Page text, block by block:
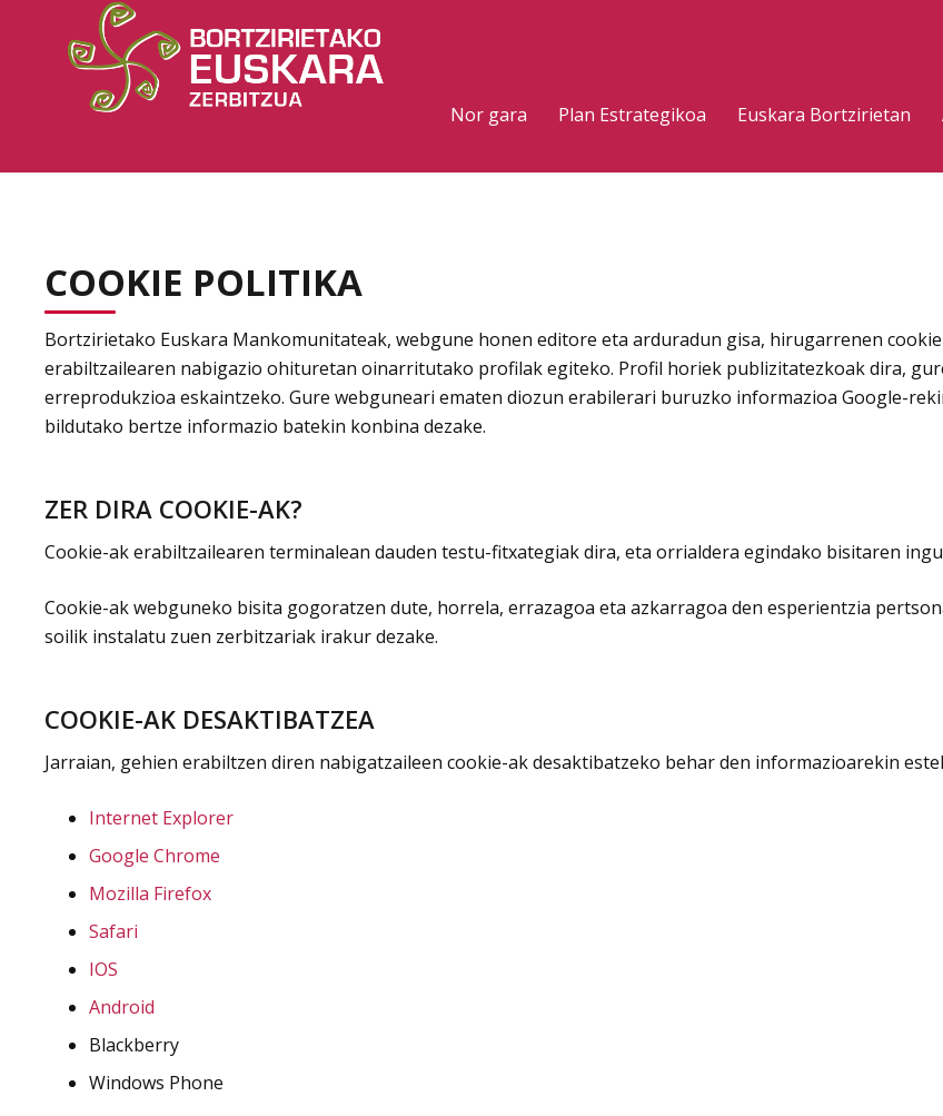
Nor gara Plan Estrategikoa Euskara Bortzirietan
COOKIE POLITIKA
Bortzirietako Euskara Mankomunitateak, webgune honen editore eta arduradun gisa, hirugarrenen
erabiltzailearen nabigazio ohituretan oinarritutako profilak egiteko. Profil horiek publizitatezkoak dira,
erreprodukzioa eskaintzeko. Gure webguneari ematen diozun erabilerari buruzko informazioa Google-
bildutako bertze informazio batekin konbina dezake.
ZER DIRA COOKIE-AK?
Cookie-ak erabiltzailearen terminalean dauden testu-fitxategiak dira, eta orrialdera egindako bisitaren
Cookie-ak webguneko bisita gogoratzen dute, horrela, errazagoa eta azkarragoa den esperientzia
soilik instalatu zuen zerbitzariak irakur dezake.
COOKIE-AK DESAKTIBATZEA
Jarraian, gehien erabiltzen diren nabigatzaileen cookie-ak desaktibatzeko behar den informazioarekin
Internet Explorer
Google Chrome
Mozilla Firefox
Safari
IOS
Android
Blackberry
Windows Phone